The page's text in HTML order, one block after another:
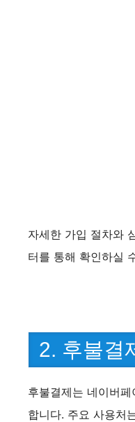
자세한 가입 절차와
터를 통해 확인하실
2. 후불결
후불결제는 네이버
합니다. 주요 사용처